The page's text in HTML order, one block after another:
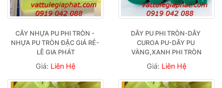
CÂY NHỰA PU PHI TRÒN -
NHỰA PU TRÒN ĐẶC GIÁ RẺ-
LÊ GIA PHÁT
Giá: Liên Hệ
DÂY PU PHI TRÒN-DÂY
CUROA PU-DÂY PU
VÀNG,XANH PHI TRÒN
Giá: Liên Hệ